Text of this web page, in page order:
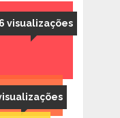
6 visualizações